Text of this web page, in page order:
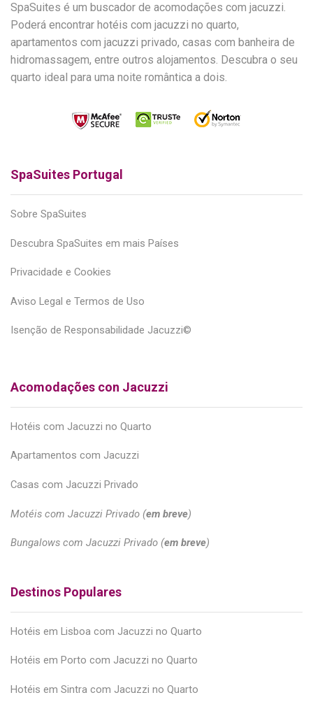
SpaSuites é um buscador de acomodações com jacuzzi.
Poderá encontrar hotéis com jacuzzi no quarto,
apartamentos com jacuzzi privado, casas com banheira de
hidromassagem, entre outros alojamentos. Descubra o seu
quarto ideal para uma noite romântica a dois.
SpaSuites Portugal
Sobre SpaSuites
Descubra SpaSuites em mais Países
Privacidade e Cookies
Aviso Legal e Termos de Uso
Isenção de Responsabilidade Jacuzzi©
Acomodações con Jacuzzi
Hotéis com Jacuzzi no Quarto
Apartamentos com Jacuzzi
Casas com Jacuzzi Privado
Motéis com Jacuzzi Privado (em breve)
Bungalows com Jacuzzi Privado (em breve)
Destinos Populares
Hotéis em Lisboa com Jacuzzi no Quarto
Hotéis em Porto com Jacuzzi no Quarto
Hotéis em Sintra com Jacuzzi no Quarto